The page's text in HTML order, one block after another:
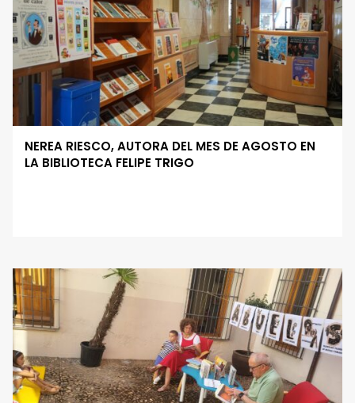
NEREA RIESCO, AUTORA DEL MES DE AGOSTO EN
LA BIBLIOTECA FELIPE TRIGO